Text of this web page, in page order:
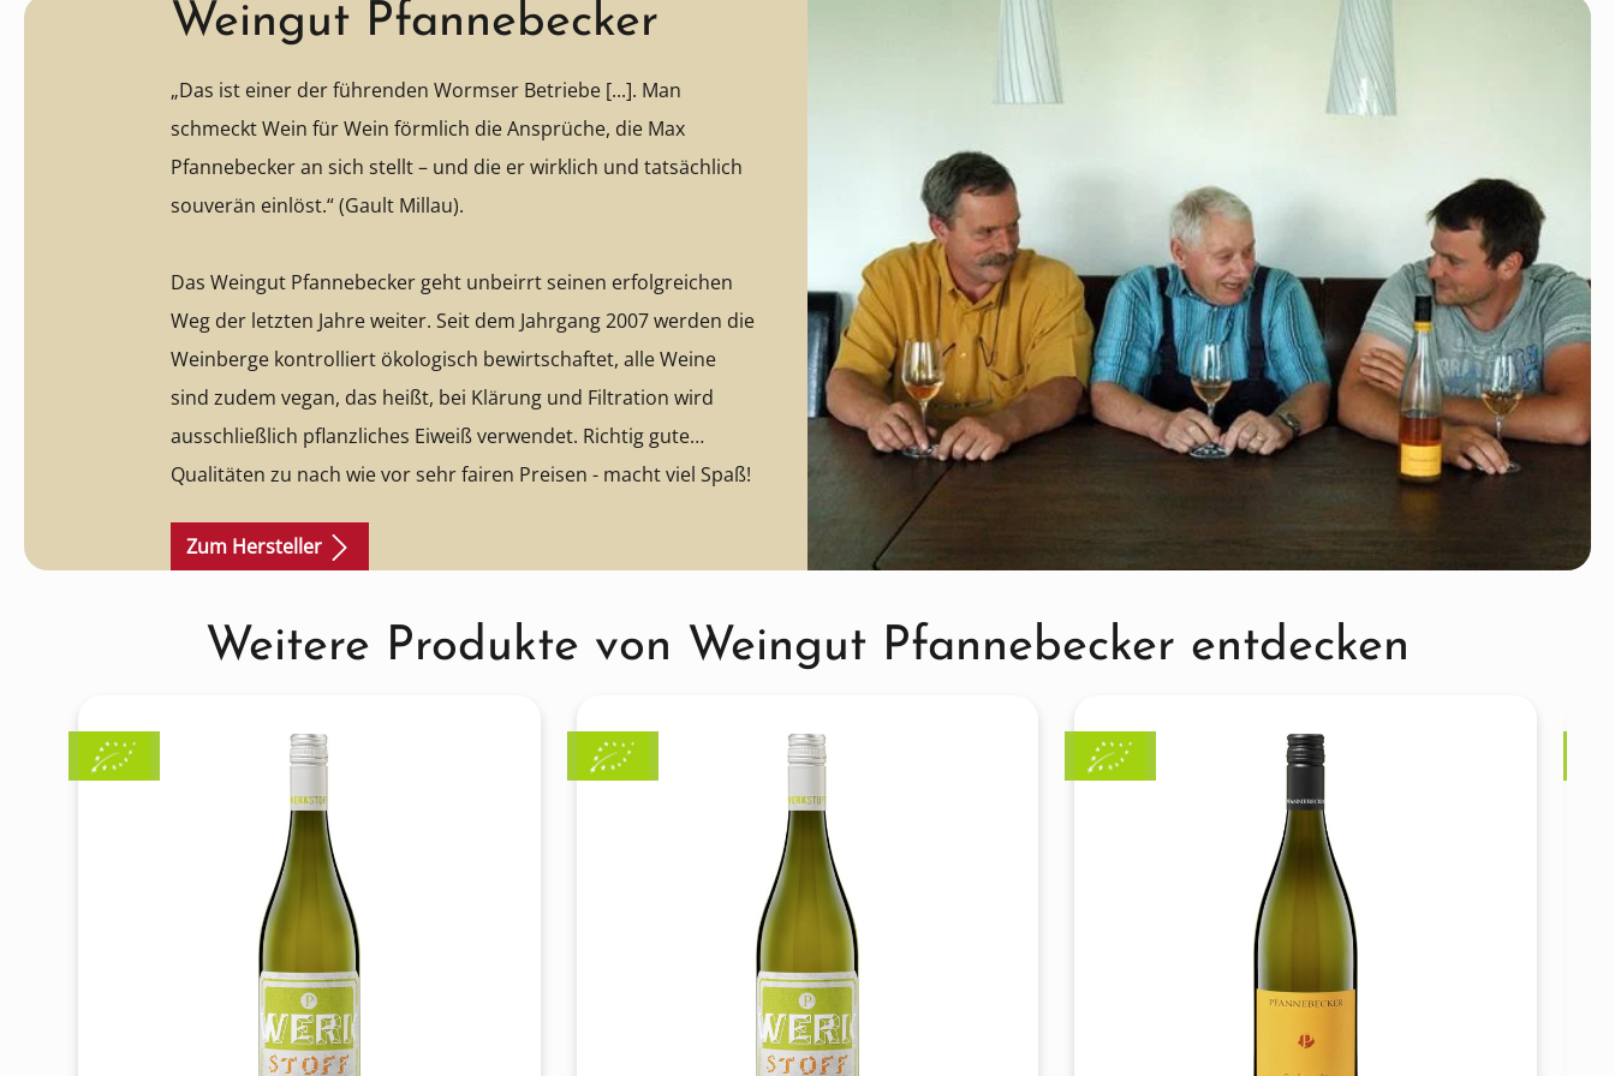
Weingut Pfannebecker
„Das ist einer der führenden Wormser Betriebe [...]. Man
schmeckt Wein für Wein förmlich die Ansprüche, die Max
Pfannebecker an sich stellt – und die er wirklich und tatsächlich
souverän einlöst.“ (Gault Millau).
Das Weingut Pfannebecker geht unbeirrt seinen erfolgreichen
Weg der letzten Jahre weiter. Seit dem Jahrgang 2007 werden die
Weinberge kontrolliert ökologisch bewirtschaftet, alle Weine
sind zudem vegan, das heißt, bei Klärung und Filtration wird
ausschließlich pflanzliches Eiweiß verwendet. Richtig gute
Qualitäten zu nach wie vor sehr fairen Preisen - macht viel Spaß!
Zum Hersteller
Produktgalerie überspringenWeitere Produkte von Weingut Pfannebecker entdecken